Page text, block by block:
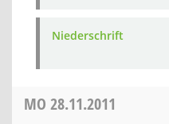
Niederschrift
MO 28.11.2011